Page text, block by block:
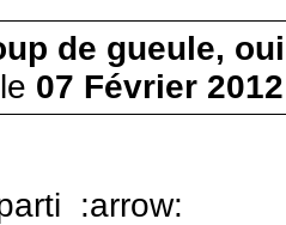
de gueule, oui
le 07 Février
:arrow: